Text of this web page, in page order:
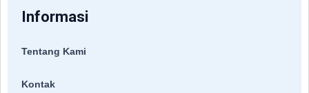
Informasi
Tentang Kami
Kontak